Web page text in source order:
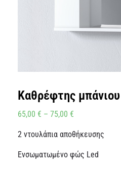
Καθρέφτης
65,00 € – 75,00 €
2 ντουλάπια αποθήκευσης
Ενσωματωμένο φώς Led